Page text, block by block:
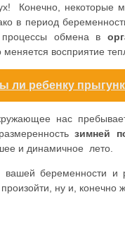
Конечно, некоторые
в период
процессы обмена в
меняется восприятие
ли ребенку
нас
зимней
и динамичное лето.
вашей беременности
ну и, конечно